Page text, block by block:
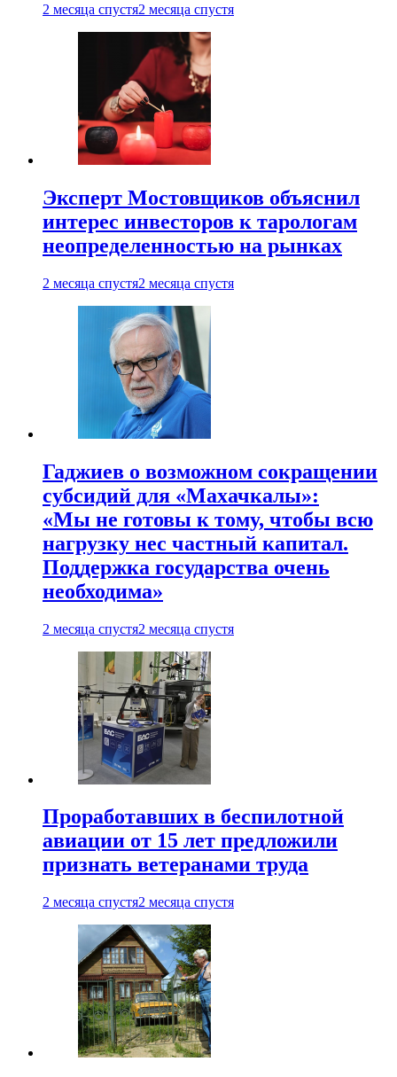
2 месяца спустя2 месяца спустя
Эксперт Мостовщиков объяснил
интерес инвесторов к тарологам
неопределенностью на рынках
2 месяца спустя2 месяца спустя
Гаджиев о возможном сокращении
субсидий для «Махачкалы»:
«Мы не готовы к тому, чтобы всю
нагрузку нес частный капитал.
Поддержка государства очень
необходима»
2 месяца спустя2 месяца спустя
Проработавших в беспилотной
авиации от 15 лет предложили
признать ветеранами труда
2 месяца спустя2 месяца спустя